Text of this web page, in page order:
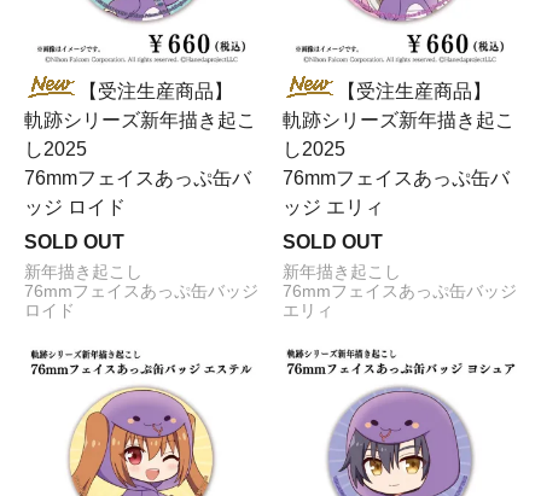
【受注生産商品】
軌跡シリーズ新年描き起こ
し2025
76mmフェイスあっぷ缶バ
ッジ ロイド
SOLD OUT
新年描き起こし
76mmフェイスあっぷ缶バッジ
ロイド
【受注生産商品】
軌跡シリーズ新年描き起こ
し2025
76mmフェイスあっぷ缶バ
ッジ エリィ
SOLD OUT
新年描き起こし
76mmフェイスあっぷ缶バッジ
エリィ